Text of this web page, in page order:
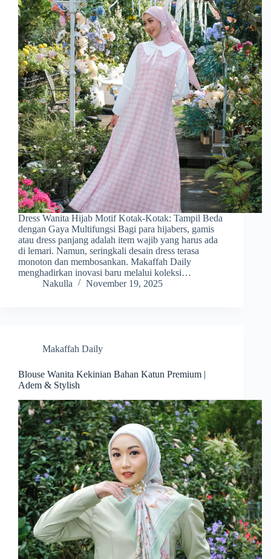
Dress Wanita Hijab Motif Kotak-Kotak: Tampil Beda
dengan Gaya Multifungsi Bagi para hijabers, gamis
atau dress panjang adalah item wajib yang harus ada
di lemari. Namun, seringkali desain dress terasa
monoton dan membosankan. Makaffah Daily
menghadirkan inovasi baru melalui koleksi…
Nakulla
November 19, 2025
Makaffah Daily
Blouse Wanita Kekinian Bahan Katun Premium |
Adem & Stylish